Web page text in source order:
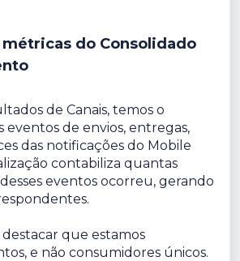
do Consolidado
de Canais, temos o
eventos de envios, entregas,
das notificações do Mobile
contabiliza quantas
eventos ocorreu, gerando
que estamos
e não consumidores únicos.